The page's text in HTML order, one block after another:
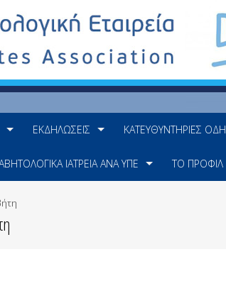
ΕΚΔΗΛΏΣΕΙΣ ΚΑΤΕΥΘΥΝΤΉΡΙΕΣ
ΙΑΤΡΕΊΑ ΑΝΆ ΥΠΕ ΤΟ